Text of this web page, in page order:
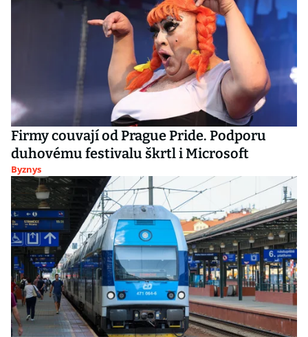
Firmy couvají od Prague Pride. Podporu
duhovému festivalu škrtl i Microsoft
Byznys